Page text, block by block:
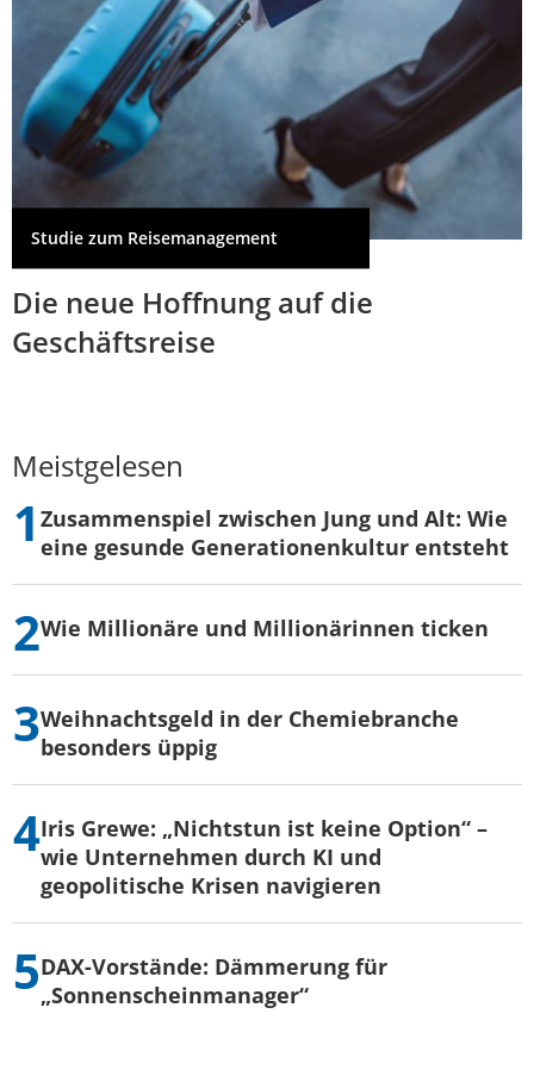
Studie zum Reisemanagement
Die neue Hoffnung auf die
Geschäftsreise
Meistgelesen
Zusammenspiel zwischen Jung und Alt: Wie
eine gesunde Generationenkultur entsteht
Wie Millionäre und Millionärinnen ticken
Weihnachtsgeld in der Chemiebranche
besonders üppig
Iris Grewe: „Nichtstun ist keine Option“ –
wie Unternehmen durch KI und
geopolitische Krisen navigieren
DAX-Vorstände: Dämmerung für
„Sonnenscheinmanager“